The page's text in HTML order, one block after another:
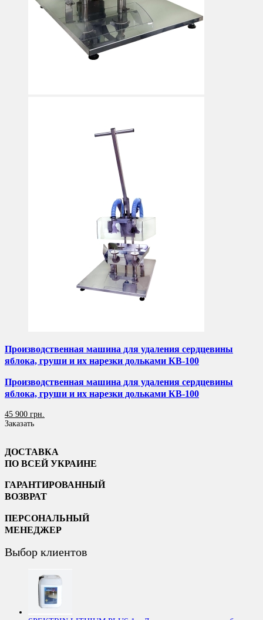
Производственная машина для удаления сердцевины
яблока, груши и их нарезки дольками КВ-100
Производственная машина для удаления сердцевины
яблока, груши и их нарезки дольками КВ-100
45 900 грн.
Заказать
ДОСТАВКА
ПО ВСЕЙ УКРАИНЕ
ГАРАНТИРОВАННЫЙ
ВОЗВРАТ
ПЕРСОНАЛЬНЫЙ
МЕНЕДЖЕР
Выбор клиентов